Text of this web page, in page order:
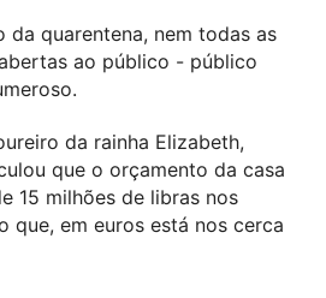
da quarentena, nem todas as
ao público - público
da rainha Elizabeth,
que o orçamento da casa
15 milhões de libras nos
que, em euros está nos cerca